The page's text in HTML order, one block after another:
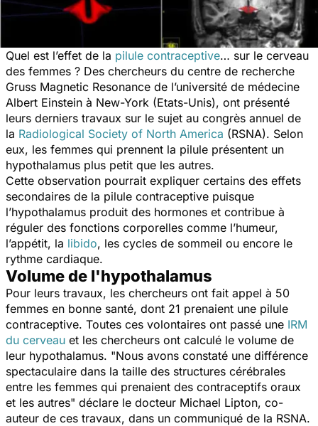
Quel est l’effet de la pilule contraceptive… sur le cerveau
des femmes ? Des chercheurs du centre de recherche
Gruss Magnetic Resonance de l’université de médecine
Albert Einstein à New-York (Etats-Unis), ont présenté
leurs derniers travaux sur le sujet au congrès annuel de
la Radiological Society of North America (RSNA). Selon
eux, les femmes qui prennent la pilule présentent un
hypothalamus plus petit que les autres.
Cette observation pourrait expliquer certains des effets
secondaires de la pilule contraceptive puisque
l’hypothalamus produit des hormones et contribue à
réguler des fonctions corporelles comme l’humeur,
l’appétit, la libido, les cycles de sommeil ou encore le
rythme cardiaque.
Volume de l'hypothalamus
Pour leurs travaux, les chercheurs ont fait appel à 50
femmes en bonne santé, dont 21 prenaient une pilule
contraceptive. Toutes ces volontaires ont passé une IRM
du cerveau et les chercheurs ont calculé le volume de
leur hypothalamus. "Nous avons constaté une différence
spectaculaire dans la taille des structures cérébrales
entre les femmes qui prenaient des contraceptifs oraux
et les autres" déclare le docteur Michael Lipton, co-
auteur de ces travaux, dans un communiqué de la RSNA.